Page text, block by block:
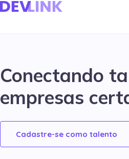
Conectando
empresas
Cadastre-se como talento